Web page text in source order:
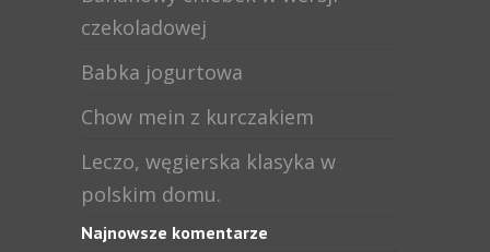
czekoladowej
Babka jogurtowa
Chow mein z kurczakiem
Leczo, węgierska klasyka w
polskim domu.
Najnowsze komentarze